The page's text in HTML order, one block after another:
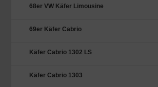
68er VW Käfer Limousine
69er Käfer Cabrio
Käfer Cabrio 1302 LS
Käfer Cabrio 1303